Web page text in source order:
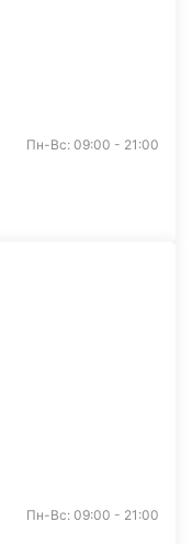
Пн-Вс: 09:00 - 21:00
Пн-Вс: 09:00 - 21:00